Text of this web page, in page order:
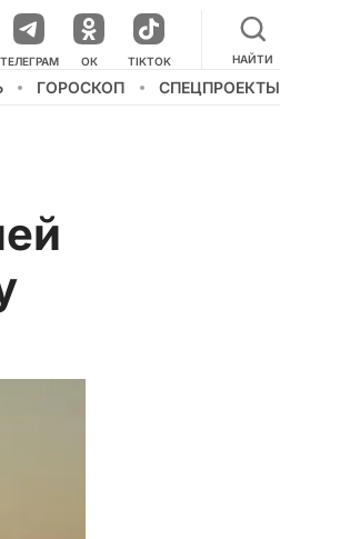
ТЕЛЕГРАМ ОК TIKTOK НАЙТИ
ГОРОСКОП СПЕЦПРОЕКТЫ